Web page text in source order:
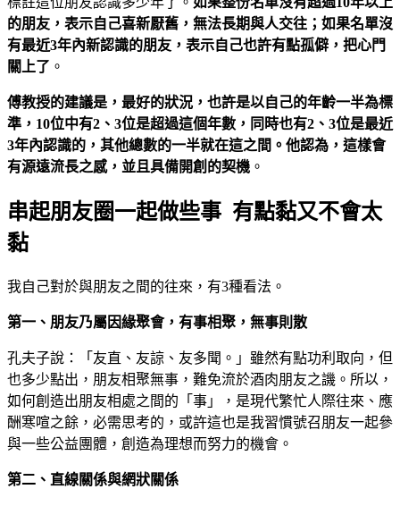
的朋友，表示自己喜新厭舊，無法長期與人交往；如果名單沒
有最近3年內新認識的朋友，表示自己也許有點孤僻，把心門
關上了 。
傅教授的建議是，最好的狀況，也許是以自己的年齡一半為標
準，10位中有2、3位是超過這個年數，同時也有2、3位是最近
3年內認識的，其他總數的一半就在這之間。他認為，這樣會
有源遠流長之感，並且具備開創的契機 。
串起朋友圈一起做些事 有點黏又不會太
黏
我自己對於與朋友之間的往來，有3種看法。
第一、朋友乃屬因緣聚會，有事相聚，無事則散
孔夫子說：「友直、友諒、友多聞。」雖然有點功利取向，但
也多少點出，朋友相聚無事，難免流於酒肉朋友之譏。所以，
如何創造出朋友相處之間的「事」，是現代繁忙人際往來、應
酬寒喧之餘，必需思考的，或許這也是我習慣號召朋友一起參
與一些公益團體，創造為理想而努力的機會。
第二、直線關係與網狀關係